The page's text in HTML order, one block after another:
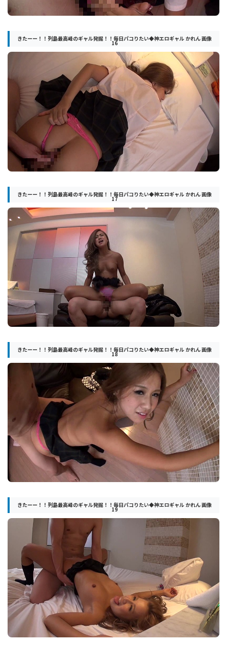
きたーー！！列島最高峰のギャル発掘！！毎日パコりたい◆神エロギャル かれん 画像
16
きたーー！！列島最高峰のギャル発掘！！毎日パコりたい◆神エロギャル かれん 画像
17
きたーー！！列島最高峰のギャル発掘！！毎日パコりたい◆神エロギャル かれん 画像
18
きたーー！！列島最高峰のギャル発掘！！毎日パコりたい◆神エロギャル かれん 画像
19